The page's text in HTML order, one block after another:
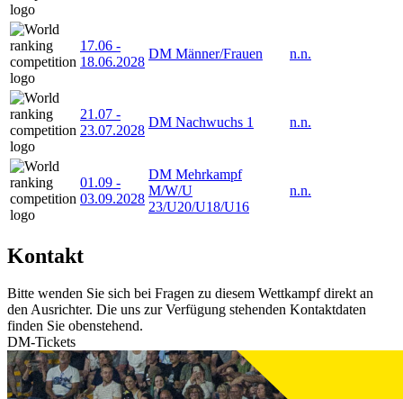
17.06 -
18.06.2028
DM Männer/Frauen n.n.
21.07 -
23.07.2028
DM Nachwuchs 1 n.n.
01.09 -
03.09.2028
DM Mehrkampf
M/W/U
23/U20/U18/U16
n.n.
Kontakt
Bitte wenden Sie sich bei Fragen zu diesem Wettkampf direkt an
den Ausrichter. Die uns zur Verfügung stehenden Kontaktdaten
finden Sie obenstehend.
DM-Tickets